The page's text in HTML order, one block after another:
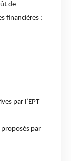
de
financières :
par l’EPT
proposés par